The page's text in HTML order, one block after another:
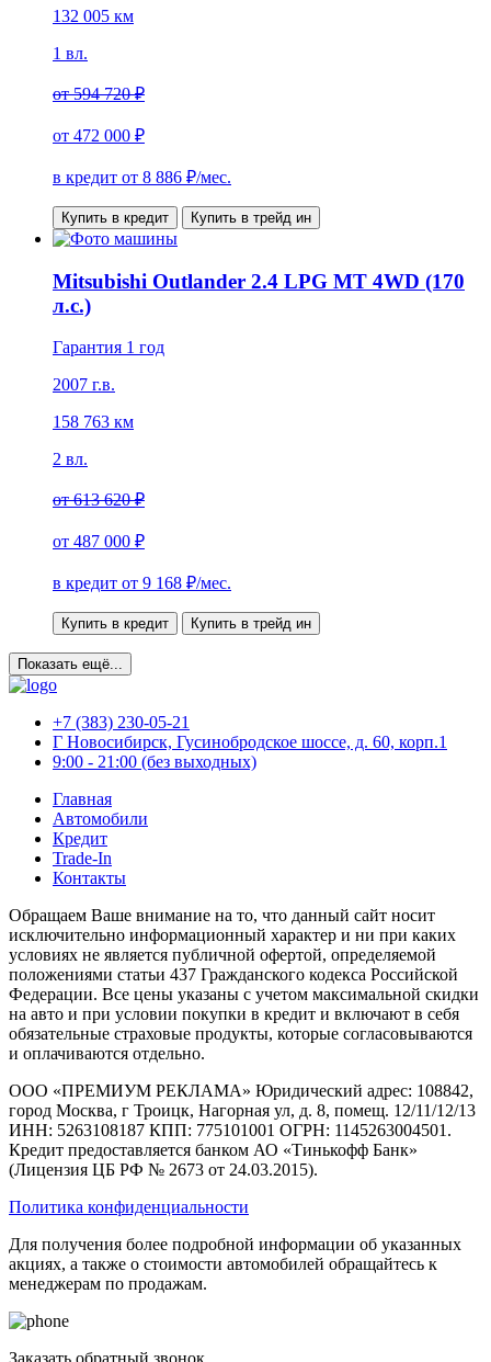
132 005 км
1 вл.
от594 720 ₽
от 472 000 ₽
в кредит от 8 886 ₽/мес.
Купить в кредит Купить в трейд ин
Mitsubishi Outlander 2.4 LPG MT 4WD (170
л.с.)
Гарантия 1 год
2007 г.в.
158 763 км
2 вл.
от613 620 ₽
от 487 000 ₽
в кредит от 9 168 ₽/мес.
Купить в кредит Купить в трейд ин
Показать ещё...
+7 (383) 230-05-21
Г Новосибирск, Гусинобродское шоссе, д. 60, корп.1
9:00 - 21:00 (без выходных)
Главная
Автомобили
Кредит
Trade-In
Контакты
Обращаем Ваше внимание на то, что данный сайт носит
исключительно информационный характер и ни при каких
условиях не является публичной офертой, определяемой
положениями статьи 437 Гражданского кодекса Российской
Федерации. Все цены указаны с учетом максимальной скидки
на авто и при условии покупки в кредит и включают в себя
обязательные страховые продукты, которые согласовываются
и оплачиваются отдельно.
ООО «ПРЕМИУМ РЕКЛАМА» Юридический адрес: 108842,
город Москва, г Троицк, Нагорная ул, д. 8, помещ. 12/11/12/13
ИНН: 5263108187 КПП: 775101001 ОГРН: 1145263004501.
Кредит предоставляется банком АО «Тинькофф Банк»
(Лицензия ЦБ РФ № 2673 от 24.03.2015).
Политика конфиденциальности
Для получения более подробной информации об указанных
акциях, а также о стоимости автомобилей обращайтесь к
менеджерам по продажам.